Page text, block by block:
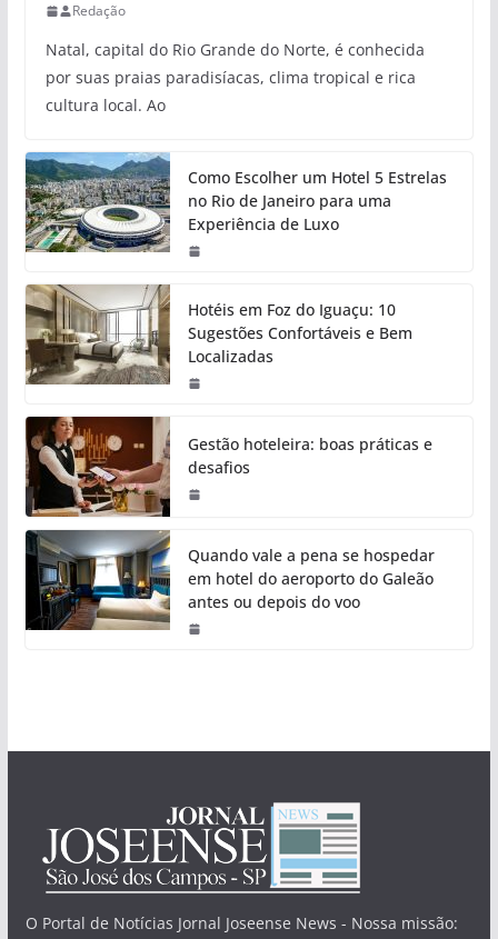
Redação
Natal, capital do Rio Grande do Norte, é conhecida
por suas praias paradisíacas, clima tropical e rica
cultura local. Ao
Como Escolher um Hotel 5 Estrelas
no Rio de Janeiro para uma
Experiência de Luxo
Hotéis em Foz do Iguaçu: 10
Sugestões Confortáveis e Bem
Localizadas
Gestão hoteleira: boas práticas e
desafios
Quando vale a pena se hospedar
em hotel do aeroporto do Galeão
antes ou depois do voo
O Portal de Notícias Jornal Joseense News - Nossa missão: